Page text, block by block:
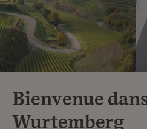
Bienvenue
Wurtemberg